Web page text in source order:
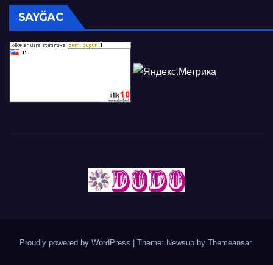
SAYĞAC
Proudly powered by WordPress Theme: Newsup by Themeansar.